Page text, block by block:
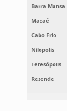
Barra Mansa
Macaé
Cabo Frio
Nilópolis
Teresópolis
Resende